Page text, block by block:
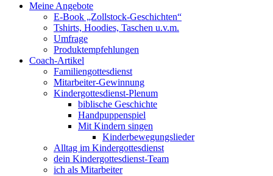
Meine Angebote
E-Book „Zollstock-Geschichten“
Tshirts, Hoodies, Taschen u.v.m.
Umfrage
Produktempfehlungen
Coach-Artikel
Familiengottesdienst
Mitarbeiter-Gewinnung
Kindergottesdienst-Plenum
biblische Geschichte
Handpuppenspiel
Mit Kindern singen
Kinderbewegungslieder
Alltag im Kindergottesdienst
dein Kindergottesdienst-Team
ich als Mitarbeiter